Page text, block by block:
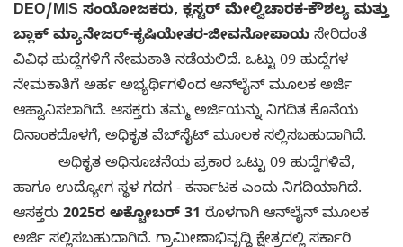
DEO/MIS ಸಂಯೋಜಕರು, ಕ್ಲಸ್ಟರ್ ಮೇಲ್ವಿಚಾರಕ-ಕೌಶಲ್ಯ ಮತ್ತು
ಬ್ಲಾಕ್ ಮ್ಯಾನೇಜರ್-ಕೃಷಿಯೇತರ-ಜೀವನೋಪಾಯ ಸೇರಿದಂತೆ
ವಿವಿಧ ಹುದ್ದೆಗಳಿಗೆ ನೇಮಕಾತಿ ನಡೆಯಲಿದೆ. ಒಟ್ಟು 09 ಹುದ್ದೆಗಳ
ನೇಮಕಾತಿಗೆ ಅರ್ಹ ಅಭ್ಯರ್ಥಿಗಳಿಂದ ಆನ್‌ಲೈನ್ ಮೂಲಕ ಅರ್ಜಿ
ಆಹ್ವಾನಿಸಲಾಗಿದೆ. ಆಸಕ್ತರು ತಮ್ಮ ಅರ್ಜಿಯನ್ನು ನಿಗದಿತ ಕೊನೆಯ
ದಿನಾಂಕದೊಳಗೆ, ಅಧಿಕೃತ ವೆಬ್‌ಸೈಟ್ ಮೂಲಕ ಸಲ್ಲಿಸಬಹುದಾಗಿದೆ.
ಅಧಿಕೃತ ಅಧಿಸೂಚನೆಯ ಪ್ರಕಾರ ಒಟ್ಟು 09 ಹುದ್ದೆಗಳಿವೆ,
ಹಾಗೂ ಉದ್ಯೋಗ ಸ್ಥಳ ಗದಗ - ಕರ್ನಾಟಕ ಎಂದು ನಿಗದಿಯಾಗಿದೆ.
ಆಸಕ್ತರು 2025ರ ಅಕ್ಟೋಬರ್ 31 ರೊಳಗಾಗಿ ಆನ್‌ಲೈನ್ ಮೂಲಕ
ಅರ್ಜಿ ಸಲ್ಲಿಸಬಹುದಾಗಿದೆ. ಗ್ರಾಮೀಣಾಭಿವೃದ್ಧಿ ಕ್ಷೇತ್ರದಲ್ಲಿ ಸರ್ಕಾರಿ